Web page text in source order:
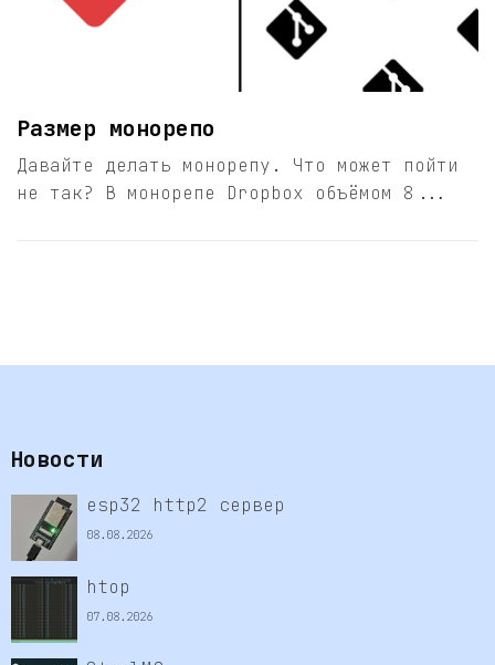
Размер монорепо
Давайте делать монорепу. Что может пойти
не так? В монорепе Dropbox объёмом 8...
Новости
esp32 http2 сервер
08.08.2026
htop
07.08.2026